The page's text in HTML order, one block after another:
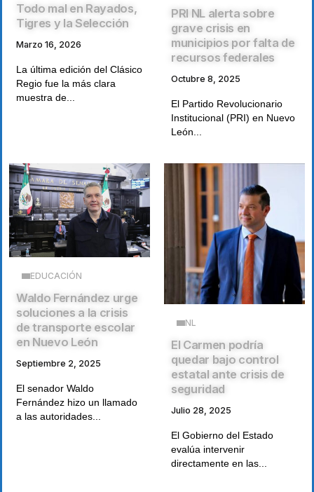
Todo mal en Rayados,
Tigres y la Selección
Marzo 16, 2026
La última edición del Clásico
Regio fue la más clara
muestra de...
PRI NL alerta sobre
grave crisis en
municipios por falta de
recursos federales
Octubre 8, 2025
El Partido Revolucionario
Institucional (PRI) en Nuevo
León...
EDUCACIÓN
Waldo Fernández urge
soluciones a la crisis
de transporte escolar
en Nuevo León
Septiembre 2, 2025
El senador Waldo
Fernández hizo un llamado
a las autoridades...
NL
El Carmen podría
quedar bajo control
estatal ante crisis de
seguridad
Julio 28, 2025
El Gobierno del Estado
evalúa intervenir
directamente en las...